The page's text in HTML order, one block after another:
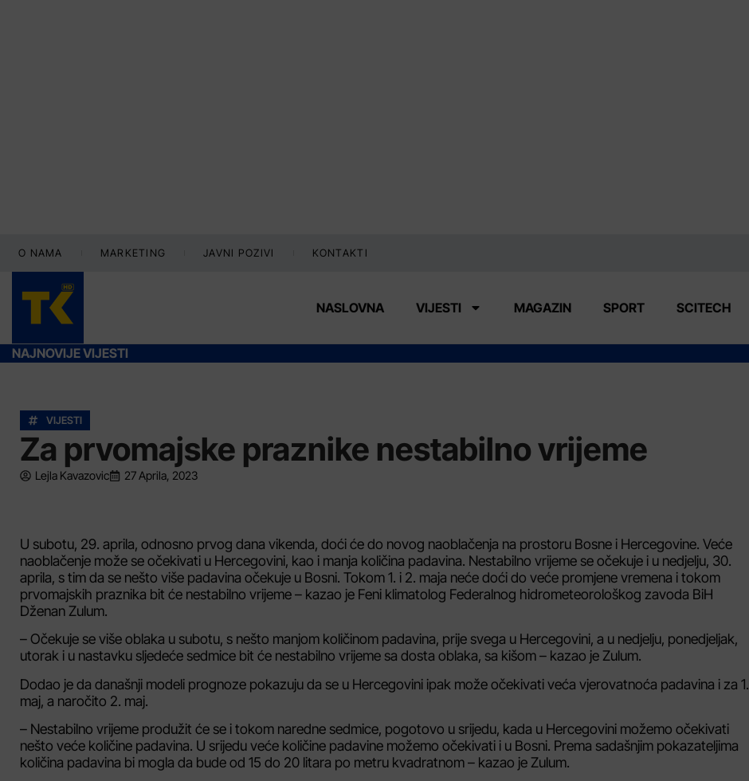
O NAMA MARKETING JAVNI POZIVI KONTAKTI
NASLOVNA VIJESTI MAGAZIN SPORT SCITECH
NAJNOVIJE VIJESTI
VIJESTI
Za prvomajske praznike nestabilno vrijeme
Lejla Kavazovic 27 Aprila, 2023
U subotu, 29. aprila, odnosno prvog dana vikenda, doći će do novog naoblačenja na prostoru Bosne i Hercegovine. Veće
naoblačenje može se očekivati u Hercegovini, kao i manja količina padavina. Nestabilno vrijeme se očekuje i u nedjelju, 30.
aprila, s tim da se nešto više padavina očekuje u Bosni. Tokom 1. i 2. maja neće doći do veće promjene vremena i tokom
prvomajskih praznika bit će nestabilno vrijeme – kazao je Feni klimatolog Federalnog hidrometeorološkog zavoda BiH
Dženan Zulum.
– Očekuje se više oblaka u subotu, s nešto manjom količinom padavina, prije svega u Hercegovini, a u nedjelju, ponedjeljak,
utorak i u nastavku sljedeće sedmice bit će nestabilno vrijeme sa dosta oblaka, sa kišom – kazao je Zulum.
Dodao je da današnji modeli prognoze pokazuju da se u Hercegovini ipak može očekivati veća vjerovatnoća padavina i za 1.
maj, a naročito 2. maj.
– Nestabilno vrijeme produžit će se i tokom naredne sedmice, pogotovo u srijedu, kada u Hercegovini možemo očekivati
nešto veće količine padavina. U srijedu veće količine padavine možemo očekivati i u Bosni. Prema sadašnjim pokazateljima
količina padavina bi mogla da bude od 15 do 20 litara po metru kvadratnom – kazao je Zulum.